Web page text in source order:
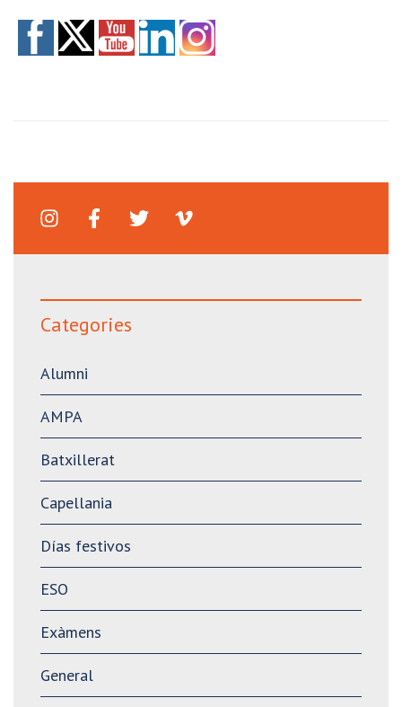
Categories
Alumni
AMPA
Batxillerat
Capellania
Días festivos
ESO
Exàmens
General